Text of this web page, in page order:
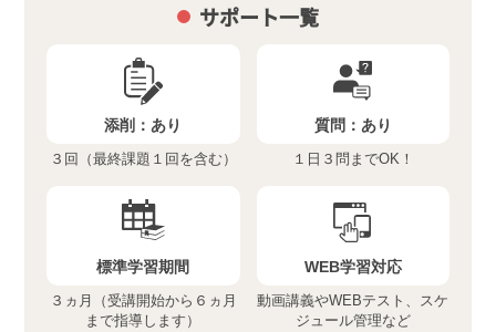
サポート一覧
添削： あり
３回（最終課題１回を含む）
質問： あり
１日３問までOK！
標準学習期間
３ヵ月（受講開始から６ヵ月
まで指導します）
WEB学習対応
動画講義やWEBテスト、スケ
ジュール管理など